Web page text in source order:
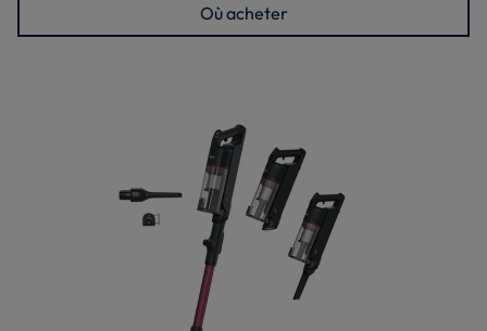
Où acheter